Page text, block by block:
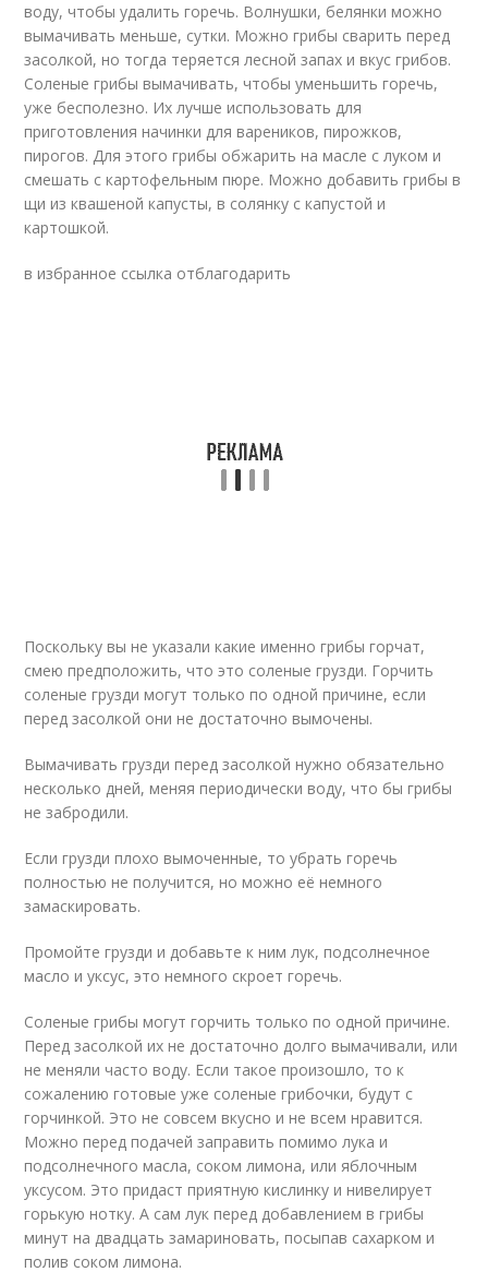
воду, чтобы удалить горечь. Волнушки, белянки можно
вымачивать меньше, сутки. Можно грибы сварить перед
засолкой, но тогда теряется лесной запах и вкус грибов.
Соленые грибы вымачивать, чтобы уменьшить горечь,
уже бесполезно. Их лучше использовать для
приготовления начинки для вареников, пирожков,
пирогов. Для этого грибы обжарить на масле с луком и
смешать с картофельным пюре. Можно добавить грибы в
щи из квашеной капусты, в солянку с капустой и
картошкой.
в избранное ссылка отблагодарить
Поскольку вы не указали какие именно грибы горчат,
смею предположить, что это соленые грузди. Горчить
соленые грузди могут только по одной причине, если
перед засолкой они не достаточно вымочены.
Вымачивать грузди перед засолкой нужно обязательно
несколько дней, меняя периодически воду, что бы грибы
не забродили.
Если грузди плохо вымоченные, то убрать горечь
полностью не получится, но можно её немного
замаскировать.
Промойте грузди и добавьте к ним лук, подсолнечное
масло и уксус, это немного скроет горечь.
Соленые грибы могут горчить только по одной причине.
Перед засолкой их не достаточно долго вымачивали, или
не меняли часто воду. Если такое произошло, то к
сожалению готовые уже соленые грибочки, будут с
горчинкой. Это не совсем вкусно и не всем нравится.
Можно перед подачей заправить помимо лука и
подсолнечного масла, соком лимона, или яблочным
уксусом. Это придаст приятную кислинку и нивелирует
горькую нотку. А сам лук перед добавлением в грибы
минут на двадцать замариновать, посыпав сахарком и
полив соком лимона.